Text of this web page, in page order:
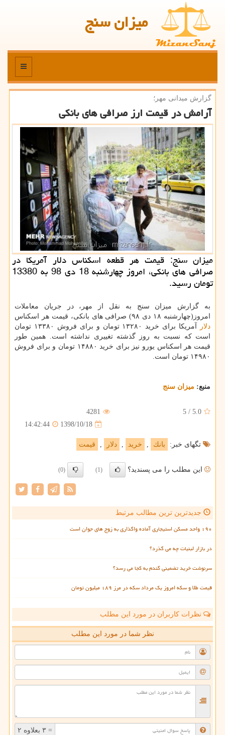
میزان سنج
منو
گزارش میدانی مهر؛
آرامش در قیمت ارز صرافی های بانكی
میزان سنج: قیمت هر قطعه اسكناس دلار آمریكا در
صرافی های بانكی، امروز چهارشنبه 18 دی 98 به 13380
تومان رسید.
به گزارش میزان سنج به نقل از مهر، در جریان معاملات
امروز(چهارشنبه ۱۸ دی ۹۸) صرافی های بانكی، قیمت هر اسكناس
دلار
آمریكا برای خرید ۱۳۲۸۰ تومان و برای فروش ۱۳۳۸۰ تومان
است كه نسبت به روز گذشته تغییری نداشته است. همین طور
قیمت هر اسكناس یورو نیز برای خرید ۱۴۸۸۰ تومان و برای فروش
۱۴۹۸۰ تومان است.
منبع: میزان سنج
5.0
/
5
4281
1398/10/18
14:42:44
تگهای خبر: بانك , خرید , دلار , قیمت
این مطلب را می پسندید؟ (1)
(0)
جدیدترین ترین مطالب مرتبط
۱۹۰ واحد مسکن استیجاری آماده واگذاری به زوج های جوان است
در بازار لبنیات چه می گذرد؟
سرنوشت خرید تضمینی گندم به کجا می رسد؟
قیمت طلا و سکه امروز یک مرداد سکه در مرز ۱۸۹ میلیون تومان
نظرات کاربران در مورد این مطلب
نظر شما در مورد این مطلب
= ۳ بعلاوه ۲